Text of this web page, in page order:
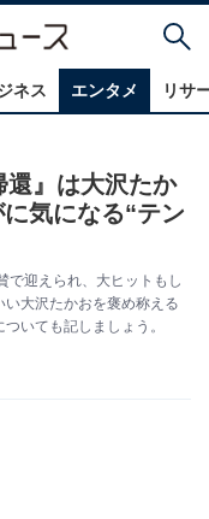
ネス エンタメ リサ
還』は大沢たか
気になる“テン
で迎えられ、大ヒットもし
大沢たかおを褒め称える
いても記しましょう。